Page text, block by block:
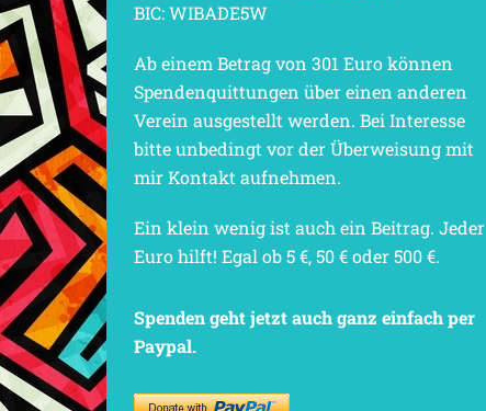
BIC: WIBADE5W
Ab einem Betrag von 301 Euro können
Spendenquittungen über einen anderen
Verein ausgestellt werden. Bei Interesse
bitte unbedingt vor der Überweisung mit
mir Kontakt aufnehmen.
Ein klein wenig ist auch ein Beitrag. Jeder
Euro hilft! Egal ob 5 €, 50 € oder 500 €.
Spenden geht jetzt auch ganz einfach per
Paypal.